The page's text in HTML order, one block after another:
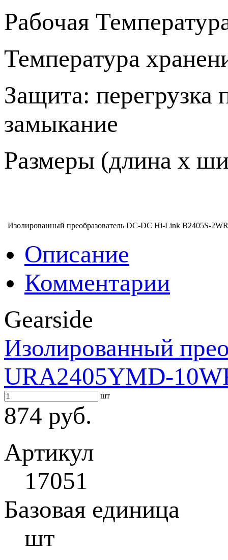
Рабочая
Температура
Защита: перегрузка
замыкание
Размеры (длина х
Изолированный преобразователь DC-DC Hi-Link B2405S-
Описание
Комментарии
Gearside
Изолированный
URA2405YMD-
шт
874 руб.
Артикул
17051
Базовая единица
шт